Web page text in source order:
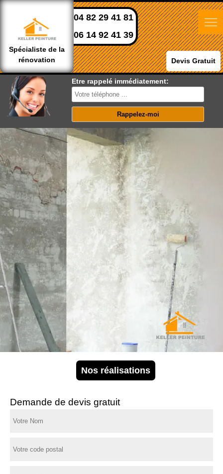
Spécialiste de la
rénovation
04 82 29 41 81
06 14 92 41 39
Devis Gratuit
Etre rappelé immédiatement:
Nos réalisations
Demande de devis gratuit